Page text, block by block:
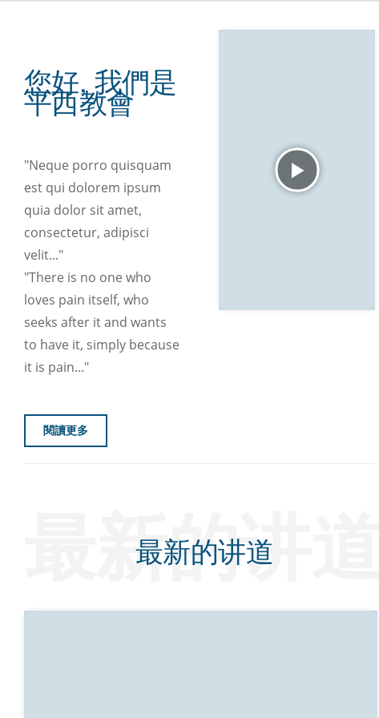
您好, 我們是
平西教會
"Neque porro quisquam
est qui dolorem ipsum
quia dolor sit amet,
consectetur, adipisci
velit..."
"There is no one who
loves pain itself, who
seeks after it and wants
to have it, simply because
it is pain..."
閱讀更多
最新的讲道
最新的讲